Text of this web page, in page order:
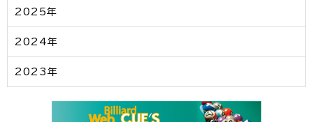
2025年
2024年
2023年